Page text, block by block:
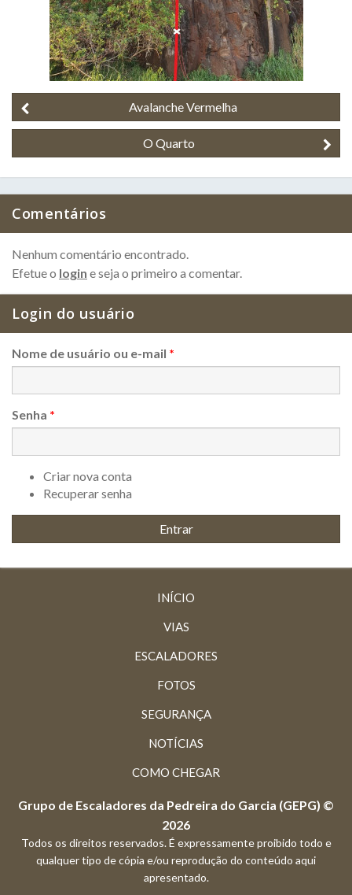
Avalanche Vermelha
O Quarto
Comentários
Nenhum comentário encontrado.
Efetue o login e seja o primeiro a comentar.
Login do usuário
Nome de usuário ou e-mail *
Senha *
Criar nova conta
Recuperar senha
INÍCIO
VIAS
ESCALADORES
FOTOS
SEGURANÇA
NOTÍCIAS
COMO CHEGAR
Grupo de Escaladores da Pedreira do Garcia (GEPG) ©
2026
Todos os direitos reservados. É expressamente proibido todo e
qualquer tipo de cópia e/ou reprodução do conteúdo aqui
apresentado.